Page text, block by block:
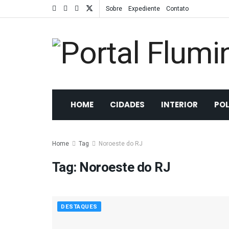
Sobre Expediente Contato
HOME CIDADES INTERIOR
Home Tag Noroeste do RJ
Tag: Noroeste do RJ
DESTAQUES